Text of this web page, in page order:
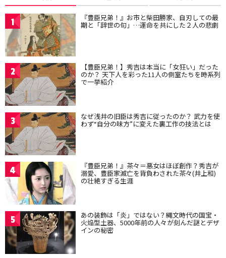
1 『豊臣兄弟！』お市と柴田勝家、自刃しての最
期と「辞世の句」…運命を共にした２人の悲劇
2 【豊臣兄弟！】秀吉は本当に「女狂い」だった
のか？ 天下人を彩った11人の側室たちを時系列
で一挙紹介
3 なぜ浅井の旧臣は秀吉に従ったのか？ 武力を使
わず“自分の味方”に変えた裏工作の技法とは
4 『豊臣兄弟！』茶々＝悪女はほぼ創作？秀吉が
溺愛、豊臣家滅亡を背負わされた茶々(井上和)
の壮絶すぎる生涯
5 あの装飾は「炎」ではない？縄文時代の国宝・
火焔型土器、5000年前の人々が刻んだ謎とデザ
インの秘密